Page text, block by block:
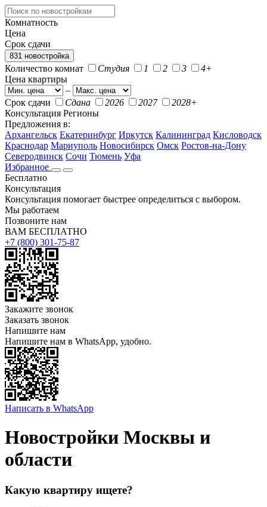
Комнатность
Цена
Срок сдачи
831 новостройка
Количество комнат Студия 1 2 3
4+
Цена квартиры
–
Срок сдачи
Сдана 2026 2027
2028+
Консультация Регионы
Предложения в:
Архангельск Екатеринбург Иркутск Калининград Кисловодск
Краснодар Мариуполь Новосибирск Омск Ростов-на-Дону
Северодвинск Сочи Тюмень Уфа
Избранное
Бесплатно
Консультация
Консультация помогает быстрее определиться с выбором.
Мы работаем
Позвоните нам
ВАМ БЕСПЛАТНО
+7 (800) 301-75-87
Закажите звонок
Заказать звонок
Напишите нам
Напишите нам в WhatsApp, удобно.
Написать в WhatsApp
Новостройки Москвы и
области
Какую квартиру ищете?